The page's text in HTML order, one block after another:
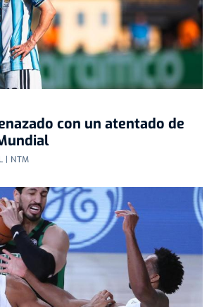
con un atentado de
| NTM